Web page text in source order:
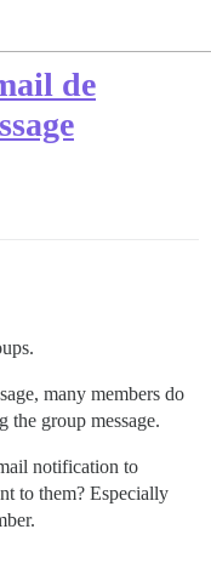
de
many members do
the group message.
notification to
to them? Especially